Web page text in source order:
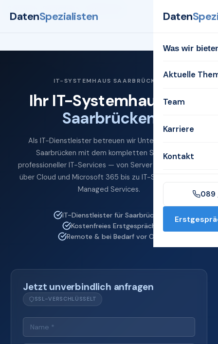
DatenSpezialisten Daten
Was wir
Aktuelle
Team
Karriere
Kontakt
089
IT-SYSTEMHAUS SAARBRÜCKEN
Ihr IT-Systemhaus für
Saarbrücken
Als IT-Dienstleister betreuen wir Unternehmen in
Saarbrücken mit dem kompletten Spektrum
professioneller IT-Services — von Server und Netzwerk
über Cloud und Microsoft 365 bis zu IT-Sicherheit und
Managed Services.
IT-Dienstleister für Saarbrücken
Kostenfreies Erstgespräch
Remote & bei Bedarf vor Ort
Jetzt unverbindlich anfragen
SSL-VERSCHLÜSSELT